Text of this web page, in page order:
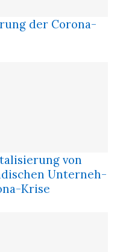
der Co­ro­na-
von
Un­ter­neh­
Kri­se